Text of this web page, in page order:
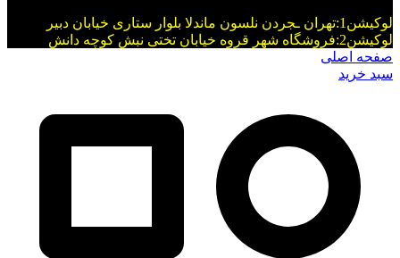
لوکیشن1:تهران ـجردن نلسون ماندلا بلوار ستاری خیابان دبیر
لوکیشن2:فروشگاه شهر قروه خیابان تختی نبش کوچه دانش
صفحه اصلی
سبد خرید